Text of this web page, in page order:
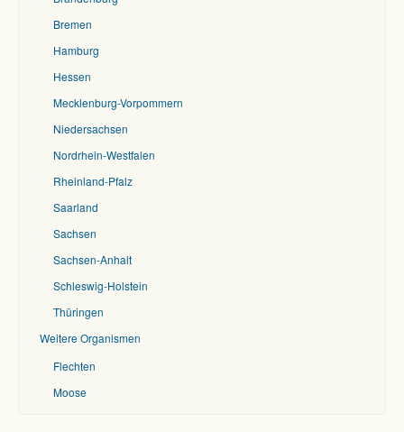
Bremen
Hamburg
Hessen
Mecklenburg-Vorpommern
Niedersachsen
Nordrhein-Westfalen
Rheinland-Pfalz
Saarland
Sachsen
Sachsen-Anhalt
Schleswig-Holstein
Thüringen
Weitere Organismen
Flechten
Moose